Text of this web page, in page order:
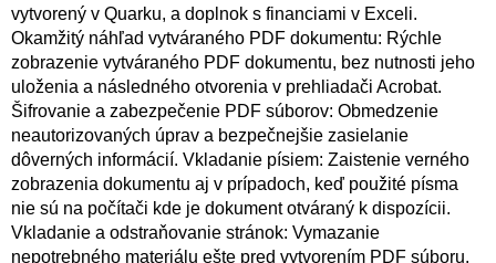
vytvorený v Quarku, a doplnok s financiami v Exceli.
Okamžitý náhľad vytváraného PDF dokumentu: Rýchle
zobrazenie vytváraného PDF dokumentu, bez nutnosti jeho
uloženia a následného otvorenia v prehliadači Acrobat.
Šifrovanie a zabezpečenie PDF súborov: Obmedzenie
neautorizovaných úprav a bezpečnejšie zasielanie
dôverných informácií. Vkladanie písiem: Zaistenie verného
zobrazenia dokumentu aj v prípadoch, keď použité písma
nie sú na počítači kde je dokument otváraný k dispozícii.
Vkladanie a odstraňovanie stránok: Vymazanie
nepotrebného materiálu ešte pred vytvorením PDF súboru.